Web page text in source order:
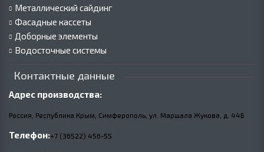
Металлический сайдинг
Фасадные кассеты
Доборные элементы
Водосточные системы
Контактные данные
Адрес производства:
Россия, Республика Крым, Симферополь, ул. Маршала Жукова, д. 44Б
Телефон:+7 (36522) 456-55